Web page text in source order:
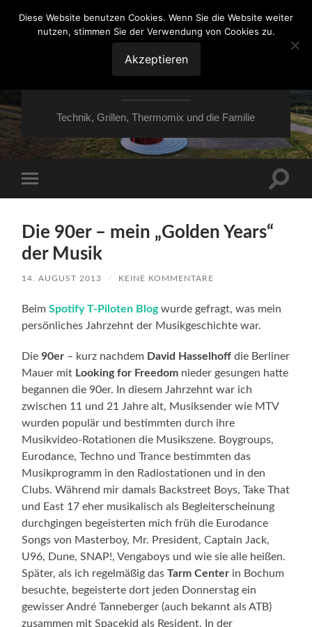
VON ESSEN ÜBER
HESSEN NACH
MOERS
Technik, Grillen, Thermomix und die Familie
Menü
Die 90er – mein „Golden Years“
der Musik
14. AUGUST 2013 / KEINE KOMMENTARE
BeimSpotify T-Piloten Blogwurde gefragt, was mein
persönliches Jahrzehnt der Musikgeschichte war.
Die90er – kurz nachdem David Hasselhoff die Berliner
Mauer mit Looking for Freedom nieder gesungen hatte
begannen die 90er. In diesem Jahrzehnt war ich
zwischen 11 und 21 Jahre alt, Musiksender wie MTV
wurden populär und bestimmten durch ihre
Musikvideo-Rotationen die Musikszene. Boygroups,
Eurodance, Techno und Trance bestimmten das
Musikprogramm in den Radiostationen und in den
Clubs. Während mir damals Backstreet Boys, Take That
und East 17 eher musikalisch als Begleiterscheinung
durchgingen begeisterten mich früh die Eurodance
Songs von Masterboy, Mr. President, Captain Jack,
U96, Dune, SNAP!, Vengaboys und wie sie alle heißen.
Später, als ich regelmäßig dasTarm Center in Bochum
besuchte, begeisterte dort jeden Donnerstag ein
gewisser André Tanneberger (auch bekannt als ATB)
zusammen mit Spacekid als Resident. In der
Diese Website benutzen Cookies. Wenn Sie die Website weiter
nutzen, stimmen Sie der Verwendung von Cookies zu.
Akzeptieren